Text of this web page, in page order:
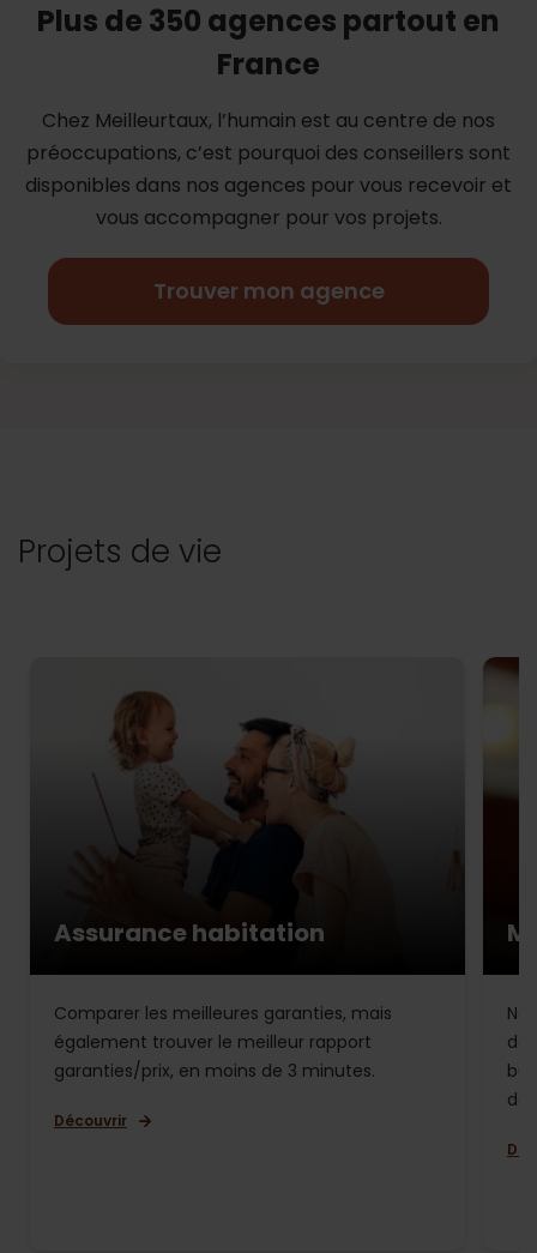
Plus de 350 agences partout en
France
Chez Meilleurtaux, l’humain est au centre de nos
préoccupations, c’est pourquoi des conseillers sont
disponibles dans nos agences pour vous recevoir et
vous accompagner pour vos projets.
Trouver mon agence
Projets de vie
Assurance habitation
Comparer les meilleures garanties, mais
également trouver le meilleur rapport
garanties/prix, en moins de 3 minutes.
Découvrir
de
de